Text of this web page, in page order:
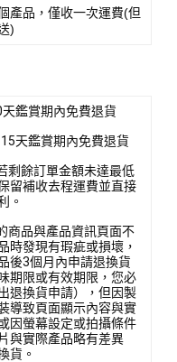
產品，僅收一次運費(但
)
鑑賞期內免費退貨
天鑑賞期內免費退貨
剩餘訂單金額未達最低
留補收去程運費並直接
。
商品與產品資訊頁面不
時發現有瑕疵或損壞，
後3個月內申請退換貨
期限或有效期限，您必
退換貨申請），但因製
導致頁面顯示內容與實
因螢幕設定或拍攝條件
與實際產品略有差異
貨。